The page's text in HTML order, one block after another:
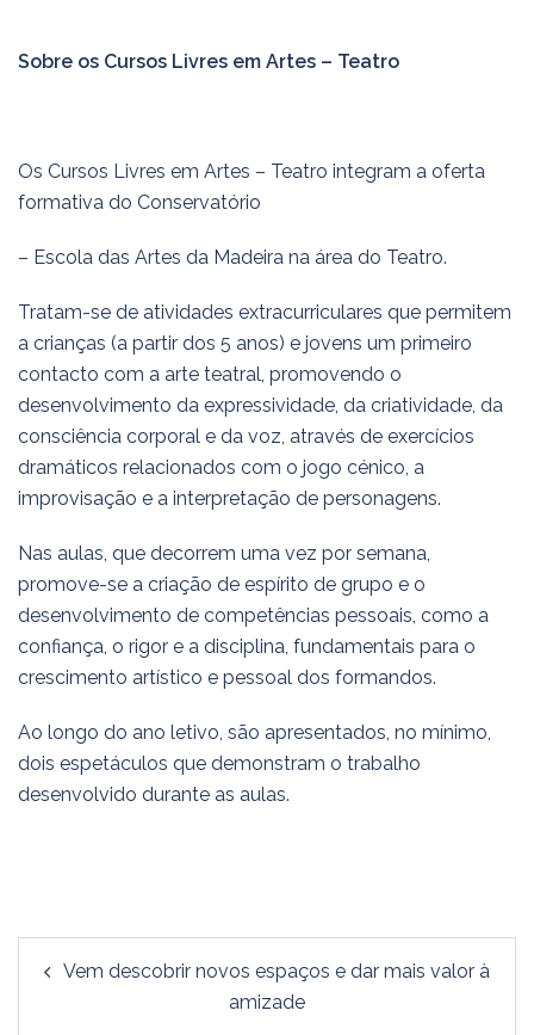
Sobre os Cursos Livres em Artes – Teatro
Os Cursos Livres em Artes – Teatro integram a oferta
formativa do Conservatório
– Escola das Artes da Madeira na área do Teatro.
Tratam-se de atividades extracurriculares que permitem
a crianças (a partir dos 5 anos) e jovens um primeiro
contacto com a arte teatral, promovendo o
desenvolvimento da expressividade, da criatividade, da
consciência corporal e da voz, através de exercícios
dramáticos relacionados com o jogo cénico, a
improvisação e a interpretação de personagens.
Nas aulas, que decorrem uma vez por semana,
promove-se a criação de espírito de grupo e o
desenvolvimento de competências pessoais, como a
confiança, o rigor e a disciplina, fundamentais para o
crescimento artístico e pessoal dos formandos.
Ao longo do ano letivo, são apresentados, no mínimo,
dois espetáculos que demonstram o trabalho
desenvolvido durante as aulas.
Vem descobrir novos espaços e dar mais valor à
amizade